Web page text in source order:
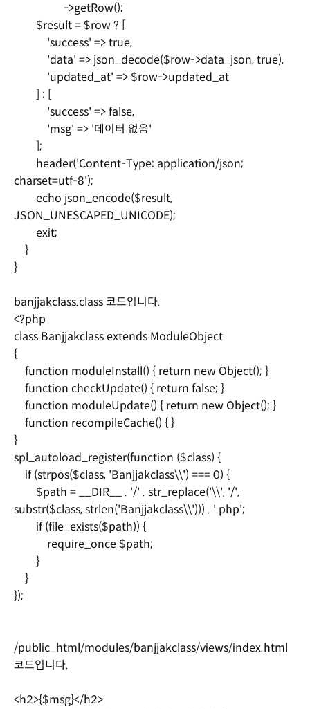
->getRow();
$result = $row ? [
'success' => true,
'data' => json_decode($row->data_json, true),
'updated_at' => $row->updated_at
] : [
'success' => false,
'msg' => '데이터 없음'
];
header('Content-Type: application/json;
charset=utf-8');
echo json_encode($result,
JSON_UNESCAPED_UNICODE);
exit;
}
}
banjjakclass.class 코드입니다.
<?php
class Banjjakclass extends ModuleObject
{
function moduleInstall() { return new Object(); }
function checkUpdate() { return false; }
function moduleUpdate() { return new Object(); }
function recompileCache() { }
}
spl_autoload_register(function ($class) {
if (strpos($class, 'Banjjakclass\\') === 0) {
$path = __DIR__ . '/' . str_replace('\\', '/',
substr($class, strlen('Banjjakclass\\'))) . '.php';
if (file_exists($path)) {
require_once $path;
}
}
});
/public_html/modules/banjjakclass/views/index.html
코드입니다.
<h2>{$msg}</h2>